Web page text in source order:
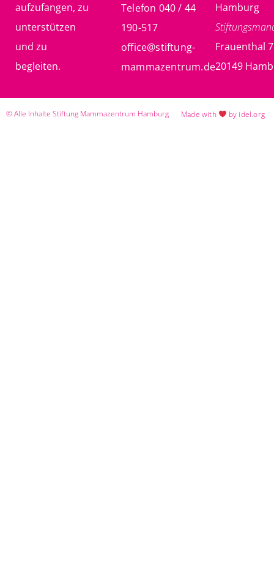
aufzufangen, zu
unterstützen
und zu
begleiten.
Telefon 040 / 44
190-517
office@stiftung-
mammazentrum.de
Hamburg
Frauenthal 7
20149
© Alle Inhalte Stiftung Mammazentrum Hamburg Made with by idel.org